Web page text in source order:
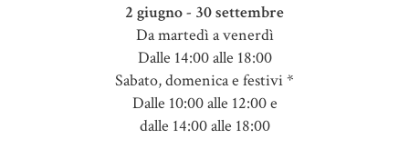
2 giugno - 30 settembre
Da martedì a venerdì
Dalle 14:00 alle 18:00
Sabato, domenica e festivi *
Dalle 10:00 alle 12:00 e
dalle 14:00 alle 18:00